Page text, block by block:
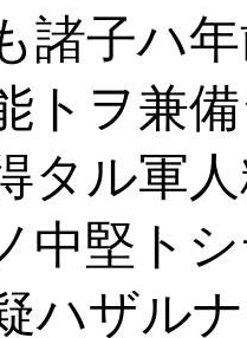
諸子ハ
トヲ兼
タル軍
中堅ト
ハザル